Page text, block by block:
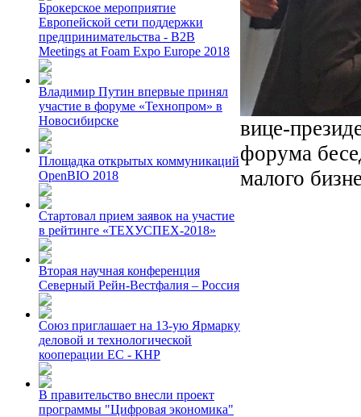
Брокерское мероприятие
Европейской сети поддержки
предпринимательства - B2B
Meetings at Foam Expo Europe 2018
Владимир Путин впервые принял
участие в форуме «Технопром» в
Новосибирске
Площадка открытых коммуникаций
OpenBIO 2018
Стартовал прием заявок на участие
в рейтинге «ТЕХУСПЕХ-2018»
Вторая научная конференция
Северный Рейн-Вестфалия – Россия
Союз приглашает на 13-ую Ярмарку
деловой и технологической
кооперации ЕС - КНР
В правительство внесли проект
программы "Цифровая экономика"
вице-
форума
малого